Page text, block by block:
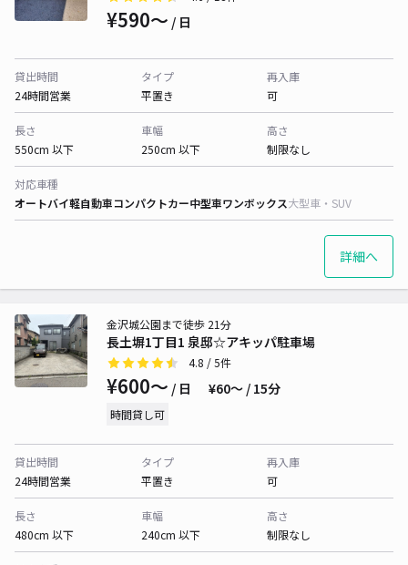
¥590〜 / 日
貸出時間
24時間営業
タイプ
平置き
再入庫
可
長さ
550cm 以下
車幅
250cm 以下
高さ
制限なし
対応車種
オートバイ軽自動車コンパクトカー中型車ワンボックス大型車・SUV
詳細へ
長土塀1丁目1 泉邸☆アキッパ駐車場
金沢城公園まで徒歩 21分
4.8 / 5件
¥600〜 / 日 ¥60〜 / 15分
時間貸し可
貸出時間
24時間営業
タイプ
平置き
再入庫
可
長さ
480cm 以下
車幅
240cm 以下
高さ
制限なし